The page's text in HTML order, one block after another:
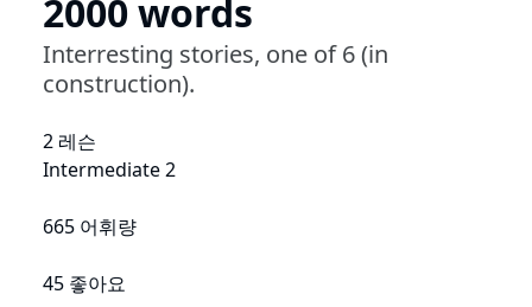
2000 words
Interresting stories, one of 6 (in
construction).
2 레슨
Intermediate 2
665 어휘량
45 좋아요